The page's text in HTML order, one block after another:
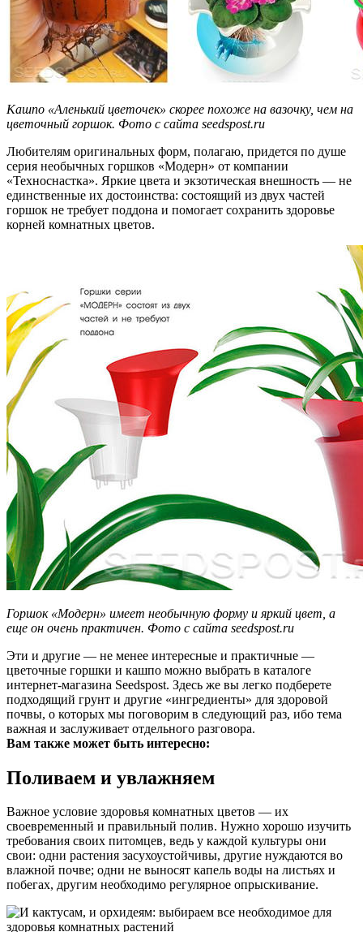
Кашпо «Аленький цветочек» скорее похоже на вазочку, чем на
цветочный горшок. Фото с сайта seedspost.ru
Любителям оригинальных форм, полагаю, придется по душе
серия необычных горшков «Модерн» от компании
«Техноснастка». Яркие цвета и экзотическая внешность — не
единственные их достоинства: состоящий из двух частей
горшок не требует поддона и помогает сохранить здоровье
корней комнатных цветов.
Горшок «Модерн» имеет необычную форму и яркий цвет, а
еще он очень практичен. Фото с сайта seedspost.ru
Эти и другие — не менее интересные и практичные —
цветочные горшки и кашпо можно выбрать в каталоге
интернет-магазина Seedspost. Здесь же вы легко подберете
подходящий грунт и другие «ингредиенты» для здоровой
почвы, о которых мы поговорим в следующий раз, ибо тема
важная и заслуживает отдельного разговора.
Вам также может быть интересно:
Поливаем и увлажняем
Важное условие здоровья комнатных цветов — их
своевременный и правильный полив. Нужно хорошо изучить
требования своих питомцев, ведь у каждой культуры они
свои: одни растения засухоустойчивы, другие нуждаются во
влажной почве; одни не выносят капель воды на листьях и
побегах, другим необходимо регулярное опрыскивание.